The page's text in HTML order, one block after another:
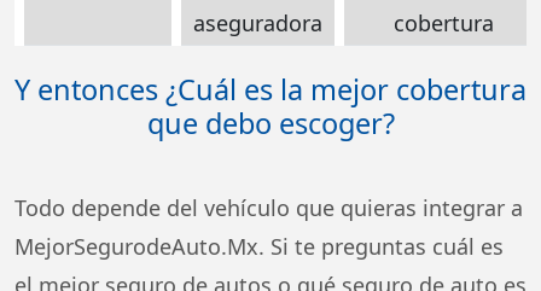
aseguradora
cobertura
Y entonces ¿Cuál es la mejor cobertura
que debo escoger?
Todo depende del vehículo que quieras integrar a
MejorSegurodeAuto.Mx. Si te preguntas cuál es
el mejor seguro de autos o qué seguro de auto es